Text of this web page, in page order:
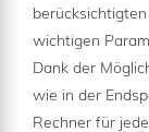
wichtigen
Dank der
wie in der
Rechner für